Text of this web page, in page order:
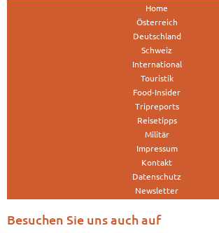
Home
Österreich
Deutschland
Schweiz
International
Touristik
Food-Insider
Tripreports
Reisetipps
Militär
Impressum
Kontakt
Datenschutz
Newsletter
Besuchen Sie uns auch auf